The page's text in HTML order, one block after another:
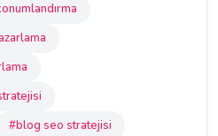
#blog seo stratejisi